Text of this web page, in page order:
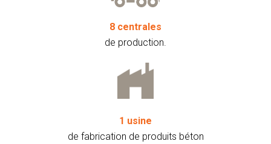
8 centrales
de production.
1 usine
de fabrication de produits béton